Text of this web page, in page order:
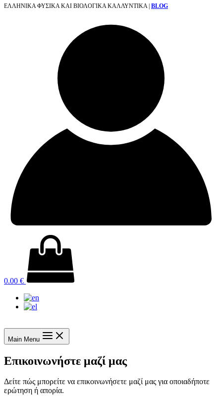
ΕΛΛΗΝΙΚΑ ΦΥΣΙΚΑ ΚΑΙ ΒΙΟΛΟΓΙΚΑ ΚΑΛΛΥΝΤΙΚΑ | BLOG
0.00 €
Main Menu
Επικοινωνήστε μαζί μας
Δείτε πώς μπορείτε να επικοινωνήσετε μαζί μας για οποιαδήποτε
ερώτηση ή απορία.